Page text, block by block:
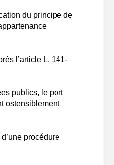
du principe de
l’article L. 141-
publics, le port
ostensiblement
procédure